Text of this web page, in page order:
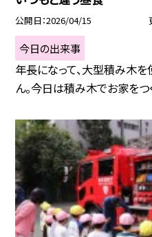
公開日 2026/04/15
今日の出来事
年長になって、大型積み木
ん。今日は積み木でお家をつ